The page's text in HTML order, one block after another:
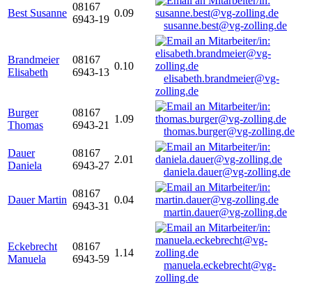
Best Susanne
08167
6943-19
0.09
susanne.best@vg-zolling.de
Brandmeier
Elisabeth
08167
6943-13
0.10
elisabeth.brandmeier@vg-
zolling.de
Burger
Thomas
08167
6943-21
1.09
thomas.burger@vg-zolling.de
Dauer
Daniela
08167
6943-27
2.01
daniela.dauer@vg-zolling.de
Dauer Martin
08167
6943-31
0.04
martin.dauer@vg-zolling.de
Eckebrecht
Manuela
08167
6943-59
1.14
manuela.eckebrecht@vg-
zolling.de